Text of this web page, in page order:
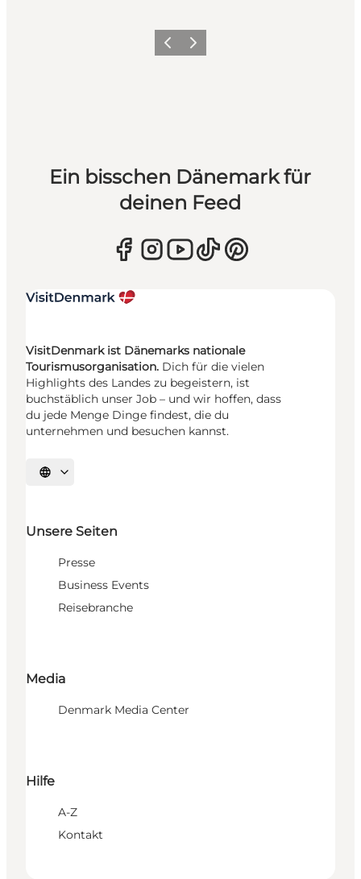
ZurückWeiter
Ein bisschen Dänemark für
deinen Feed
VisitDenmark ist Dänemarks nationale
Tourismusorganisation. Dich für die vielen
Highlights des Landes zu begeistern, ist
buchstäblich unser Job – und wir hoffen, dass
du jede Menge Dinge findest, die du
unternehmen und besuchen kannst.
Sprache auswählen
Unsere Seiten
Presse
Business Events
Reisebranche
Media
Denmark Media Center
Hilfe
A-Z
Kontakt